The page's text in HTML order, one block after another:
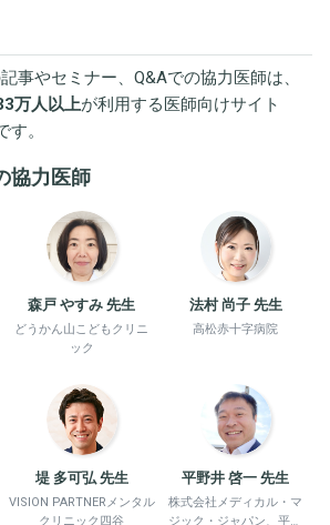
事やセミナー、Q&Aでの協力医師は、
万人以上が利用する医師向けサイト
す。
協力医師
森戸 やすみ 先生
どうかん山こどもクリニ
ック
法村 尚子 先生
高松赤十字病院
堤 多可弘 先生
VISION PARTNERメンタル
クリニック四谷
平野井 啓一 先生
株式会社メディカル・マ
ジック・ジャパン、平野